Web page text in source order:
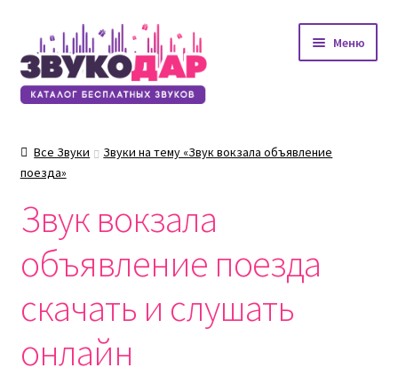
Перейти
к
навигации
Перейти
к
содержимому
Меню
Все Звуки
Звуки на тему «Звук вокзала объявление
поезда»
Звук вокзала
объявление поезда
скачать и слушать
онлайн